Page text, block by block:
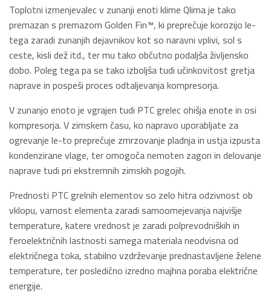
Toplotni izmenjevalec v zunanji enoti klime Qlima je tako
premazan s premazom Golden Fin™, ki preprečuje korozijo le-
tega zaradi zunanjih dejavnikov kot so naravni vplivi, sol s
ceste, kisli dež itd., ter mu tako občutno podaljša življensko
dobo. Poleg tega pa se tako izboljša tudi učinkovitost gretja
naprave in pospeši proces odtaljevanja kompresorja.
V zunanjo enoto je vgrajen tudi PTC grelec ohišja enote in osi
kompresorja. V zimskem času, ko napravo uporabljate za
ogrevanje le-to preprečuje zmrzovanje pladnja in ustja izpusta
kondenzirane vlage, ter omogoča nemoten zagon in delovanje
naprave tudi pri ekstremnih zimskih pogojih.
Prednosti PTC grelnih elementov so zelo hitra odzivnost ob
vklopu, varnost elementa zaradi samoomejevanja najvišje
temperature, katere vrednost je zaradi polprevodniških in
feroelektričnih lastnosti samega materiala neodvisna od
električnega toka, stabilno vzdrževanje prednastavljene želene
temperature, ter posledično izredno majhna poraba električne
energije.